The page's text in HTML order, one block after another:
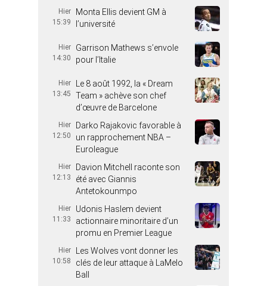
Hier
15:39
Monta Ellis devient GM à
l’université
Hier
14:30
Garrison Mathews s’envole
pour l’Italie
Hier
13:45
Le 8 août 1992, la « Dream
Team » achève son chef
d’œuvre de Barcelone
Hier
12:50
Darko Rajakovic favorable à
un rapprochement NBA –
Euroleague
Hier
12:13
Davion Mitchell raconte son
été avec Giannis
Antetokounmpo
Hier
11:33
Udonis Haslem devient
actionnaire minoritaire d’un
promu en Premier League
Hier
10:58
Les Wolves vont donner les
clés de leur attaque à LaMelo
Ball